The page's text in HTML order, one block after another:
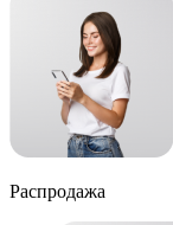
Распродажа